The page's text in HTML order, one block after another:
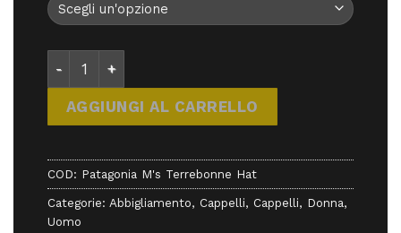
AGGIUNGI AL CARRELLO
COD: Patagonia M's Terrebonne Hat
Categorie: Abbigliamento, Cappelli, Cappelli, Donna,
Uomo